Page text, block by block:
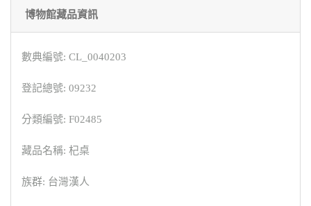
博物館藏品資訊
數典編號: CL_0040203
登記總號: 09232
分類編號: F02485
藏品名稱: 杞桌
族群: 台灣漢人